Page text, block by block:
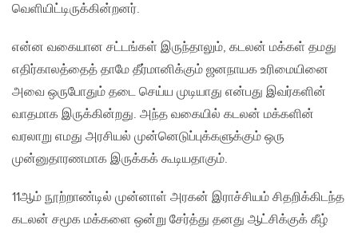
வெளியிட்டிருக்கின்றனர்.
என்ன வகையான சட்டங்கள் இருந்தாலும், கடலன் மக்கள் தமது
எதிர்காலத்தைத் தாமே தீர்மானிக்கும் ஜனநாயக உரிமையினை
அவை ஒருபோதும் தடை செய்ய முடியாது என்பது இவர்களின்
வாதமாக இருக்கின்றது. அந்த வகையில் கடலன் மக்களின்
வரலாறு எமது அரசியல் முன்னெடுப்புக்களுக்கும் ஒரு
முன்னுதாரணமாக இருக்கக் கூடியதாகும்.
11ஆம் நூற்றாண்டில் முன்னாள் அரகன் இராச்சியம் சிதறிக்கிடந்த
கடலன் சமூக மக்களை ஒன்று சேர்த்து தனது ஆட்சிக்குக் கீழ்